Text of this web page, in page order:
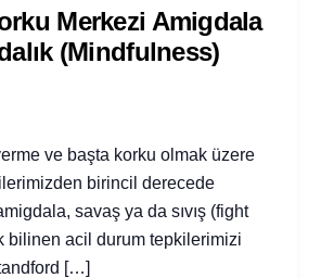
Merkezi Amigdala
(Mindfulness)
ve başta korku olmak üzere
birincil derecede
savaş ya da sıvış (fight
bilinen acil durum tepkilerimizi
[…]